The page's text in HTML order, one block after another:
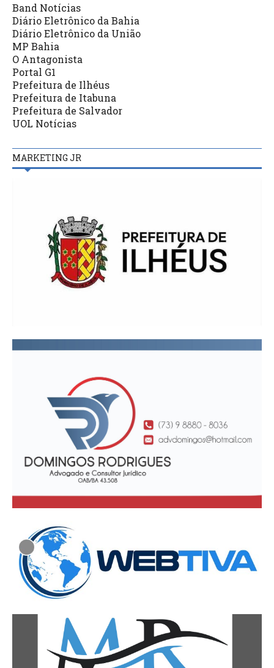
Band Notícias
Diário Eletrônico da Bahia
Diário Eletrônico da União
MP Bahia
O Antagonista
Portal G1
Prefeitura de Ilhéus
Prefeitura de Itabuna
Prefeitura de Salvador
UOL Notícias
MARKETING JR